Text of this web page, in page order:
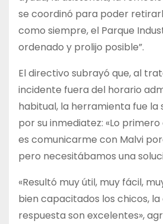
se coordinó para poder
como siempre, el Parque
ordenado y prolijo posible”.
El directivo subrayó que, al
incidente fuera del horario
habitual, la herramienta fue la
por su inmediatez: «Lo
es comunicarme con Malvi
pero necesitábamos una
«Resultó muy útil, muy fácil,
bien capacitados los chicos,
respuesta son excelentes»,